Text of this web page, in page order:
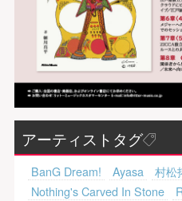
アーティストタグ
BanG Dream! Ayasa
村松
Nothing's Carved In Stone